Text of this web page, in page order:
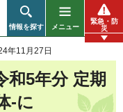
情報を探す メニュー
緊急・防
災
年11月27日
和5年分 定期
-に